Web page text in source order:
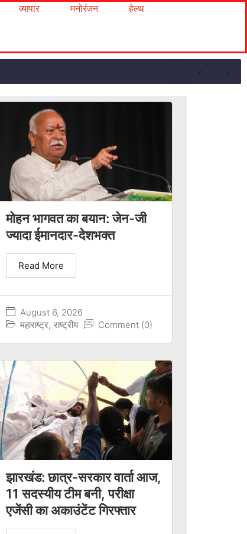
व्यापार मनोरंजन
हेल्थ
मोहन भागवत का बयान: जेन-जी
ज्यादा ईमानदार-देशभक्त
August 6, 2026
महाराष्ट्र, राष्ट्रीय Comment (0)
Read More
झारखंड: छात्र-सरकार वार्ता आज,
11 सदस्यीय टीम बनी, परीक्षा
एजेंसी का अकाउंटेंट गिरफ्तार